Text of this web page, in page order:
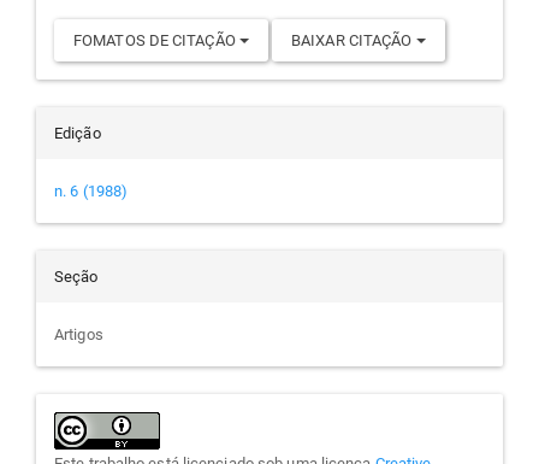
FOMATOS DE CITAÇÃO BAIXAR CITAÇÃO
Edição
n. 6 (1988)
Seção
Artigos